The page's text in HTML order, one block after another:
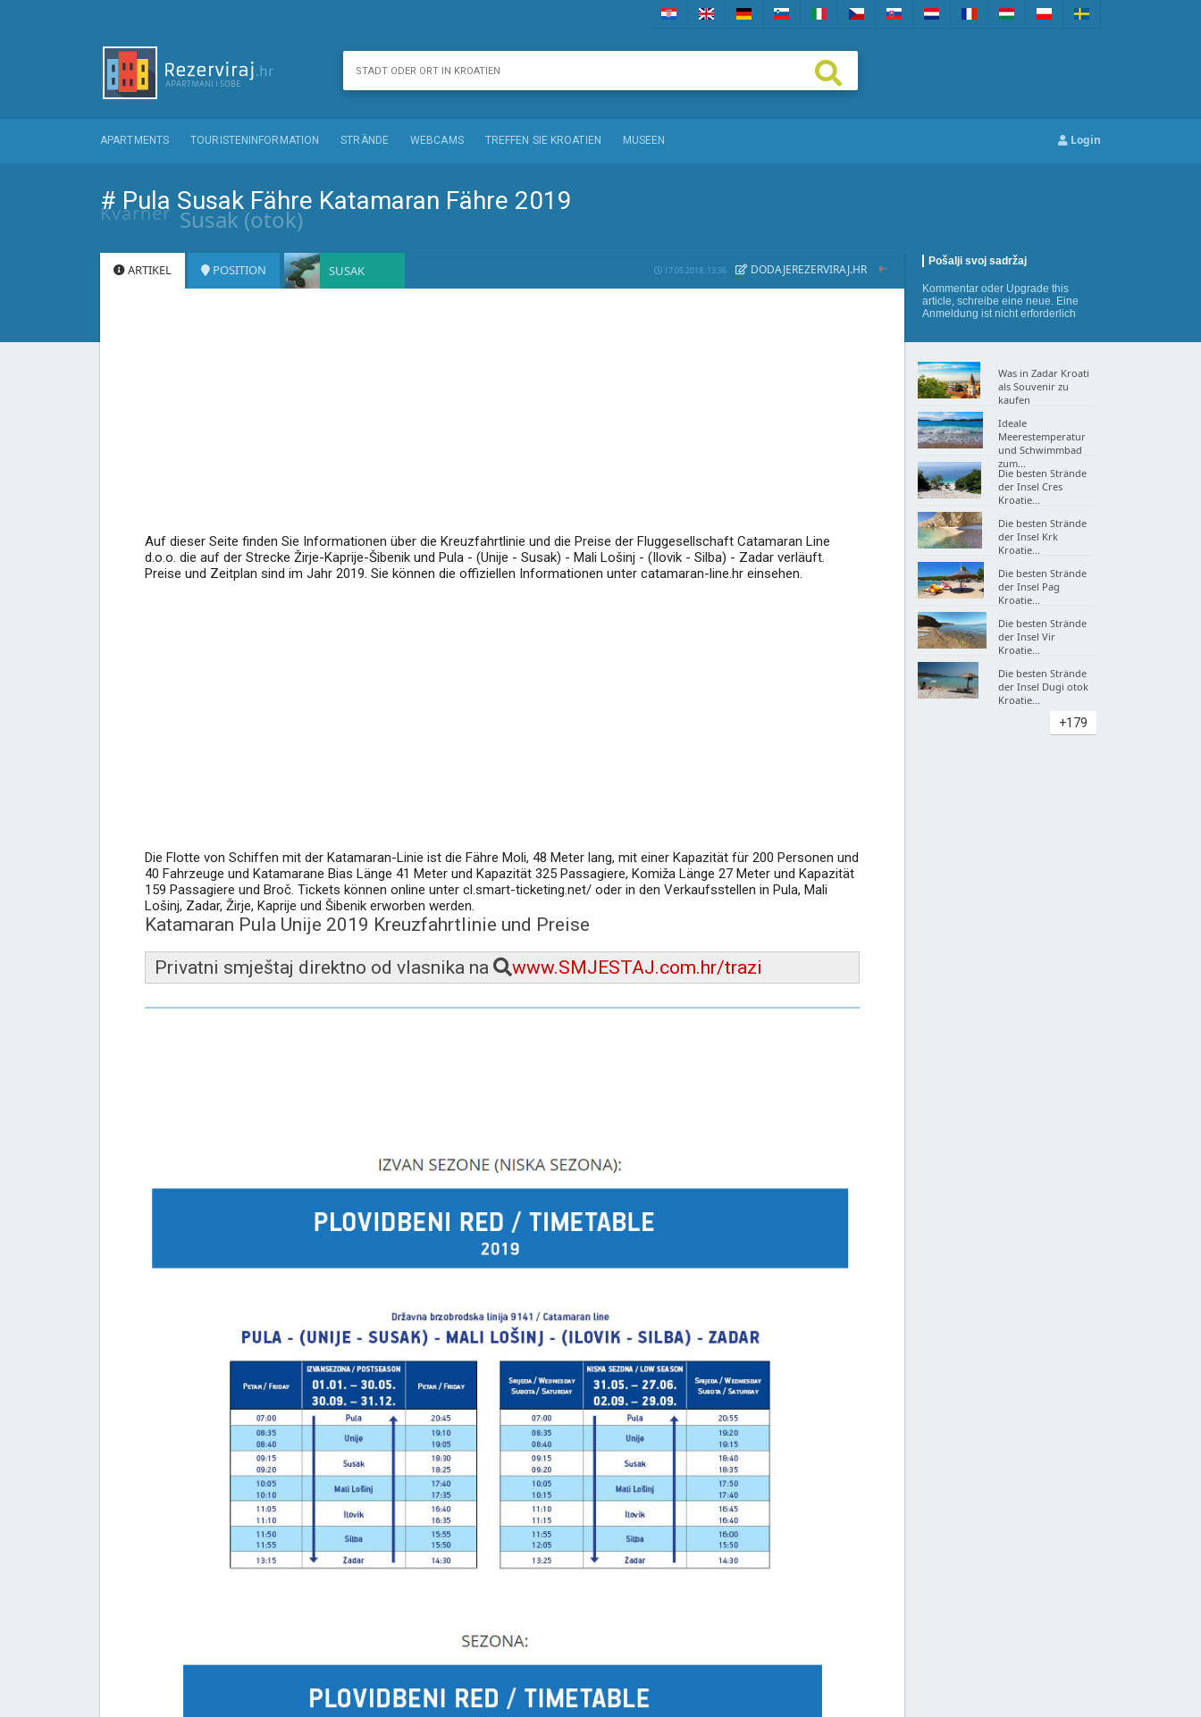
APARTMENTS TOURISTENINFORMATION STRÄNDE WEBCAMS TREFFEN SIE KROATIEN MUSEEN Login
# Pula Susak Fähre Katamaran Fähre 2019
Kvarner Susak (otok)
Pošalji svoj sadržaj
Kommentar oder Upgrade this
article, schreibe eine neue. Eine
Anmeldung ist nicht erforderlich
ARTIKEL POSITION SUSAK 17.05.2018. 13:36 DODAJEREZERVIRAJ.HR
Auf dieser Seite finden Sie Informationen über die Kreuzfahrtlinie und die Preise der Fluggesellschaft Catamaran Line
d.o.o. die auf der Strecke Žirje-Kaprije-Šibenik und Pula - (Unije - Susak) - Mali Lošinj - (Ilovik - Silba) - Zadar verläuft.
Preise und Zeitplan sind im Jahr 2019. Sie können die offiziellen Informationen unter catamaran-line.hr einsehen.
Die Flotte von Schiffen mit der Katamaran-Linie ist die Fähre Moli, 48 Meter lang, mit einer Kapazität für 200 Personen und
40 Fahrzeuge und Katamarane Bias Länge 41 Meter und Kapazität 325 Passagiere, Komiža Länge 27 Meter und Kapazität
159 Passagiere und Broč. Tickets können online unter cl.smart-ticketing.net/ oder in den Verkaufsstellen in Pula, Mali
Lošinj, Zadar, Žirje, Kaprije und Šibenik erworben werden.
Katamaran Pula Unije 2019 Kreuzfahrtlinie und Preise
Privatni smještaj direktno od vlasnika na
www.SMJESTAJ.com.hr/trazi
Was in Zadar Kroati
als Souvenir zu
kaufen
Ideale
Meerestemperatur
und Schwimmbad
zum...
Die besten Strände
der Insel Cres
Kroatie...
Die besten Strände
der Insel Krk
Kroatie...
Die besten Strände
der Insel Pag
Kroatie...
Die besten Strände
der Insel Vir
Kroatie...
Die besten Strände
der Insel Dugi otok
Kroatie...
+179